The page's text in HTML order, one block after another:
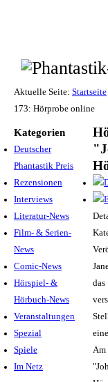
Aktuelle Seite: Startseite
173: Hörprobe online
Kategorien
Deutscher
Phantastik Preis
Rezensionen
Interviews
Literatur-News
Film- & Serien-
News
Comic-News
Hörspiel- &
Hörbuch-News
Veranstaltungen
Spezial
Spiele
Im Netz
Am